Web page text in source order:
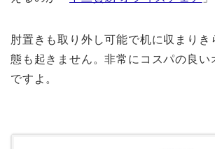
肘置きも取り外し可能で机に収まりき
態も起きません。非常にコスパの良い
ですよ。